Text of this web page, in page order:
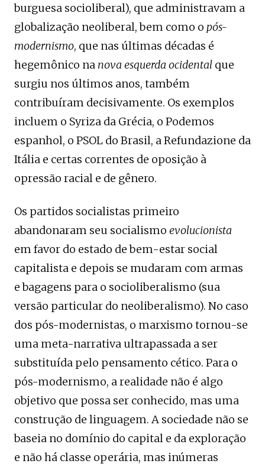
burguesa socioliberal), que administravam a
globalização neoliberal, bem como o pós-
modernismo, que nas últimas décadas é
hegemônico na nova esquerda ocidental que
surgiu nos últimos anos, também
contribuíram decisivamente. Os exemplos
incluem o Syriza da Grécia, o Podemos
espanhol, o PSOL do Brasil, a Refundazione da
Itália e certas correntes de oposição à
opressão racial e de gênero.
Os partidos socialistas primeiro
abandonaram seu socialismo evolucionista
em favor do estado de bem-estar social
capitalista e depois se mudaram com armas
e bagagens para o socioliberalismo (sua
versão particular do neoliberalismo). No caso
dos pós-modernistas, o marxismo tornou-se
uma meta-narrativa ultrapassada a ser
substituída pelo pensamento cético. Para o
pós-modernismo, a realidade não é algo
objetivo que possa ser conhecido, mas uma
construção de linguagem. A sociedade não se
baseia no domínio do capital e da exploração
e não há classe operária, mas inúmeras